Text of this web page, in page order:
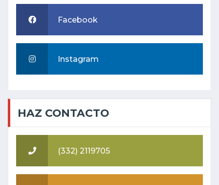
Facebook
Instagram
HAZ CONTACTO
(332) 2119705